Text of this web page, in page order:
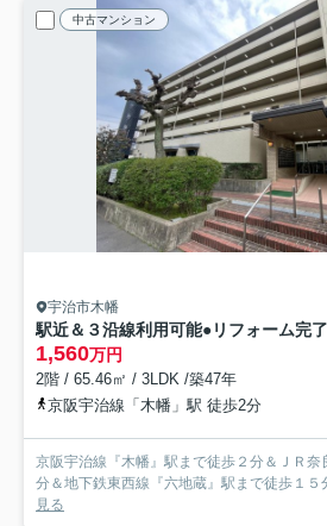
中古マンション
宇治市木幡
1,560万円
2階 / 65.46㎡ / 3LDK /築47年
京阪宇治線「木幡」駅 徒歩2分
京阪宇治線『木幡』駅まで徒歩２分＆ＪＲ奈
分＆地下鉄東西線『六地蔵』駅まで徒歩１５
見る